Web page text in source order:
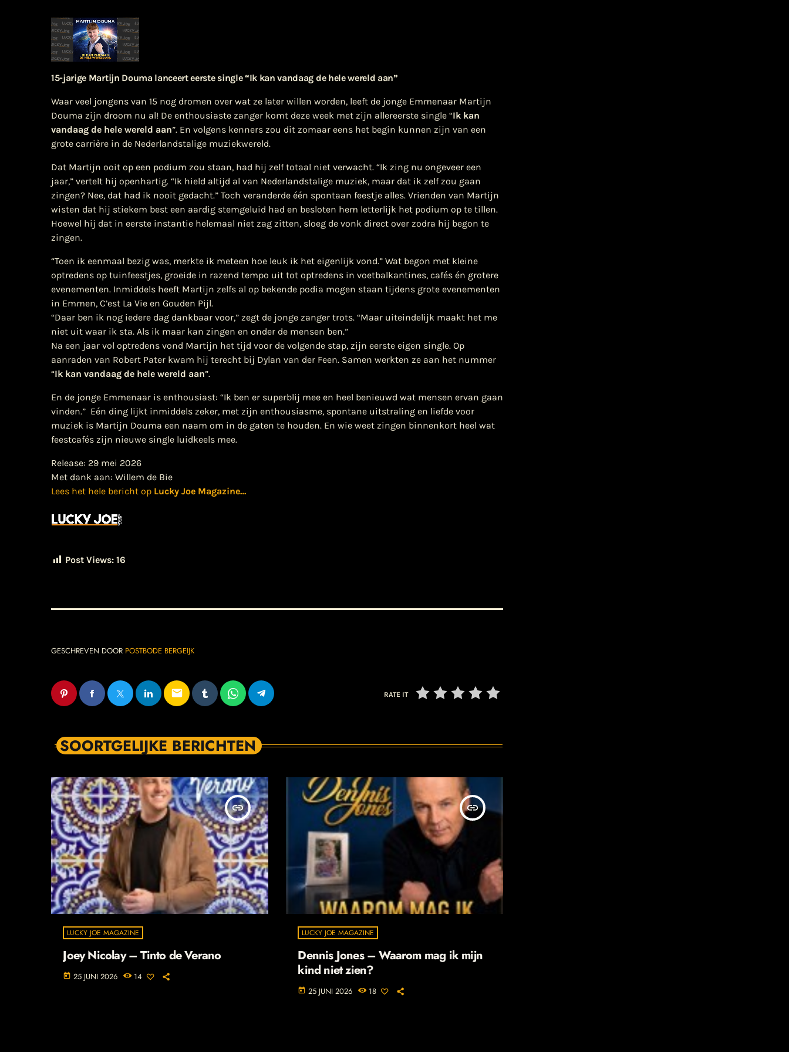
15-jarige Martijn Douma lanceert eerste single“Ik kan vandaag de hele wereld aan”
Waar veel jongens van 15 nog dromen over wat ze later willen worden, leeft de jonge Emmenaar Martijn
Douma zijn droom nu al! De enthousiaste zanger komt deze week met zijn allereerste single “Ik kan
vandaag de hele wereld aan”. En volgens kenners zou dit zomaar eens het begin kunnen zijn van een
grote carrière in de Nederlandstalige muziekwereld.
Dat Martijn ooit op een podium zou staan, had hij zelf totaal niet verwacht. “Ik zing nu ongeveer een
jaar,” vertelt hij openhartig. “Ik hield altijd al van Nederlandstalige muziek, maar dat ik zelf zou gaan
zingen? Nee, dat had ik nooit gedacht.” Toch veranderde één spontaan feestje alles. Vrienden van Martijn
wisten dat hij stiekem best een aardig stemgeluid had en besloten hem letterlijk het podium op te tillen.
Hoewel hij dat in eerste instantie helemaal niet zag zitten, sloeg de vonk direct over zodra hij begon te
zingen.
“Toen ik eenmaal bezig was, merkte ik meteen hoe leuk ik het eigenlijk vond.” Wat begon met kleine
optredens op tuinfeestjes, groeide in razend tempo uit tot optredens in voetbalkantines, cafés én grotere
evenementen. Inmiddels heeft Martijn zelfs al op bekende podia mogen staan tijdens grote evenementen
in Emmen, C’est La Vie en Gouden Pijl.
“Daar ben ik nog iedere dag dankbaar voor,” zegt de jonge zanger trots. “Maar uiteindelijk maakt het me
niet uit waar ik sta. Als ik maar kan zingen en onder de mensen ben.”
Na een jaar vol optredens vond Martijn het tijd voor de volgende stap, zijn eerste eigen single. Op
aanraden van Robert Pater kwam hij terecht bij Dylan van der Feen. Samen werkten ze aan het nummer
“Ik kan vandaag de hele wereld aan”.
En de jonge Emmenaar is enthousiast: “Ik ben er superblij mee en heel benieuwd wat mensen ervan gaan
vinden.” Eén ding lijkt inmiddels zeker, met zijn enthousiasme, spontane uitstraling en liefde voor
muziek is Martijn Douma een naam om in de gaten te houden. En wie weet zingen binnenkort heel wat
feestcafés zijn nieuwe single luidkeels mee.
Release: 29 mei 2026
Met dank aan: Willem de Bie
Lees het hele bericht op Lucky Joe Magazine…
Post Views: 16
GESCHREVEN DOOR POSTBODE BERGEIJK
email RATE IT
SOORTGELIJKE BERICHTEN
insert_link
LUCKY JOE MAGAZINE
Joey Nicolay – Tinto de Verano
today 25 JUNI 2026 14
insert_link
LUCKY JOE MAGAZINE
Dennis Jones – Waarom mag ik mijn
kind niet zien?
today 25 JUNI 2026 18